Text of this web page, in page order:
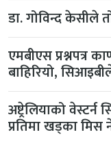
डा. गोविन्द केसीले
एमबीएस प्रश्नपत्र
बाहिरियो,
अष्ट्रेलियाको वेस्टर्न
प्रतिमा खड्का मिस